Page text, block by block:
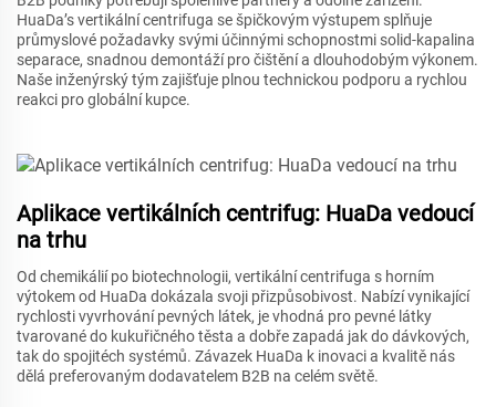
HuaDa’s vertikální centrifuga se špičkovým výstupem splňuje
průmyslové požadavky svými účinnými schopnostmi solid-kapalina
separace, snadnou demontáží pro čištění a dlouhodobým výkonem.
Naše inženýrský tým zajišťuje plnou technickou podporu a rychlou
reakci pro globální kupce.
Aplikace vertikálních centrifug: HuaDa vedoucí
na trhu
Od chemikálií po biotechnologii, vertikální centrifuga s horním
výtokem od HuaDa dokázala svoji přizpůsobivost. Nabízí vynikající
rychlosti vyvrhování pevných látek, je vhodná pro pevné látky
tvarované do kukuřičného těsta a dobře zapadá jak do dávkových,
tak do spojitéch systémů. Závazek HuaDa k inovaci a kvalitě nás
dělá preferovaným dodavatelem B2B na celém světě.